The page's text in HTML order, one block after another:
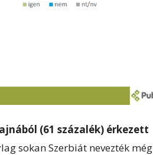
(61 százalék) érkezett
sokan Szerbiát nevezték még